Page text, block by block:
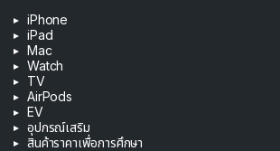
iPhone
iPad
Mac
Watch
TV
AirPods
EV
อุปกรณ์เสริม
สินค้าราคาเพื่อการศึกษา